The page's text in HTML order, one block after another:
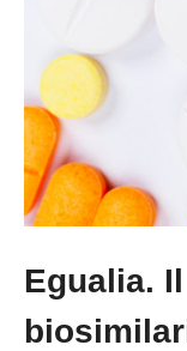
Egualia.